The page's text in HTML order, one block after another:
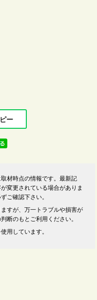
ー
材時点の情報です。最新記
変更されている場合がありま
ご確認下さい。
すが、万一トラブルや損害が
断のもとご利用ください。
用しています。